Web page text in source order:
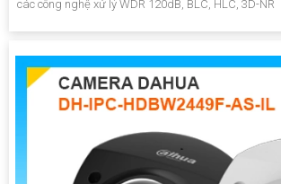
các công nghệ xử lý WDR 120dB, BLC, HLC, 3D-NR